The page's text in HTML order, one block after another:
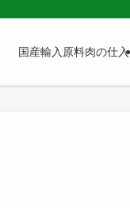
国産輸入原料肉の仕入